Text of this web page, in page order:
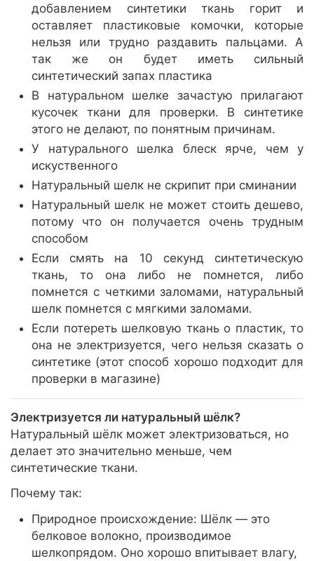
добавлением синтетики ткань горит и
оставляет пластиковые комочки, которые
нельзя или трудно раздавить пальцами. А
так же он будет иметь сильный
синтетический запах пластика
В натуральном шелке зачастую прилагают
кусочек ткани для проверки. В синтетике
этого не делают, по понятным причинам.
У натурального шелка блеск ярче, чем у
искуственного
Натуральный шелк не скрипит при сминании
Натуральный шелк не может стоить дешево,
потому что он получается очень трудным
способом
Если смять на 10 секунд синтетическую
ткань, то она либо не помнется, либо
помнется с четкими заломами, натуральный
шелк помнется с мягкими заломами.
Если потереть шелковую ткань о пластик, то
она не электризуется, чего нельзя сказать о
синтетике (этот способ хорошо подходит для
проверки в магазине)
Электризуется ли натуральный шёлк?
Натуральный шёлк может электризоваться, но
делает это значительно меньше, чем
синтетические ткани.
Почему так:
Природное происхождение: Шёлк — это
белковое волокно, производимое
шелкопрядом. Оно хорошо впитывает влагу,